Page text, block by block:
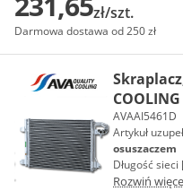
zł/szt.
Darmowa dostawa od 250 zł
AVAAI5461D
Artykuł
osuszaczem
Długość
Rozwiń